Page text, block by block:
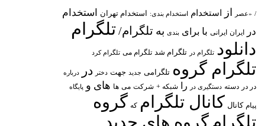
/ «عصر از استخدام استخدام بندی: استخدام تهران
استخدام
در
ایران ایرانی با برای بندی به تلگرام/ تلگرام
دانلود تلگرام در تلگرام شد تلگرام می تلگرام کرد
تلگرام گروه تلگرامی جدید جهت دختر در درباره
در در دسته دستگیری در را شبکه + شرکت می ها های و پایگاه
پیام کانال کانال تلگرام که گروه
تلگرام گروه های جدید